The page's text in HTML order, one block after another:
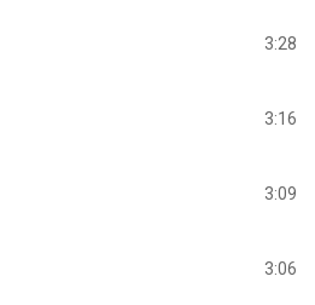
3:28
3:16
3:09
3:06